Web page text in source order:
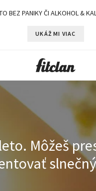
BEZ PANIKY ČI ALKOHOL &
UKÁŽ MI VIAC
Môžeš